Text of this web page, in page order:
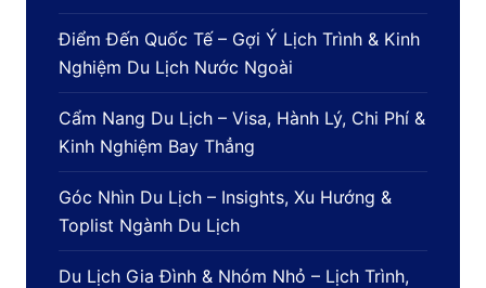
Điểm Đến Quốc Tế – Gợi Ý Lịch Trình & Kinh
Nghiệm Du Lịch Nước Ngoài
Cẩm Nang Du Lịch – Visa, Hành Lý, Chi Phí &
Kinh Nghiệm Bay Thẳng
Góc Nhìn Du Lịch – Insights, Xu Hướng &
Toplist Ngành Du Lịch
Du Lịch Gia Đình & Nhóm Nhỏ – Lịch Trình,